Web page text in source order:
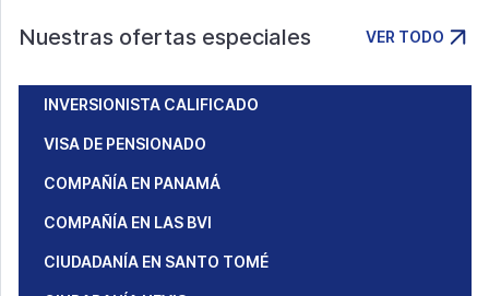
Nuestras ofertas especiales VER TODO
INVERSIONISTA CALIFICADO
VISA DE PENSIONADO
COMPAÑÍA EN PANAMÁ
COMPAÑÍA EN LAS BVI
CIUDADANÍA EN SANTO TOMÉ